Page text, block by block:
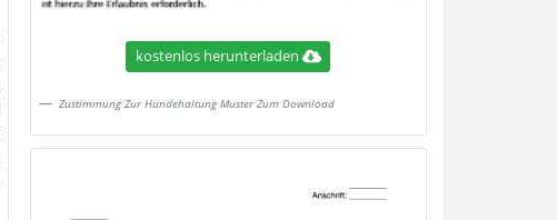
kostenlos herunterladen
Zustimmung Zur Hundehaltung Muster Zum Download